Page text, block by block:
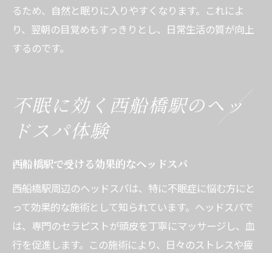
るため、自然と眠りに入りやすくなります。これによ
り、翌朝の目覚めもすっきりとし、日常生活の質が向上
するのです。
不眠に効く西船橋駅のヘッ
ドスパ体験
西船橋駅で受ける効果的なヘッドスパ
西船橋駅周辺のヘッドスパは、特に不眠症に悩む方にと
って効果的な施術として知られています。ヘッドスパで
は、専門のセラピストが頭皮を丁寧にマッサージし、血
行を促進します。この施術により、日々のストレスや疲